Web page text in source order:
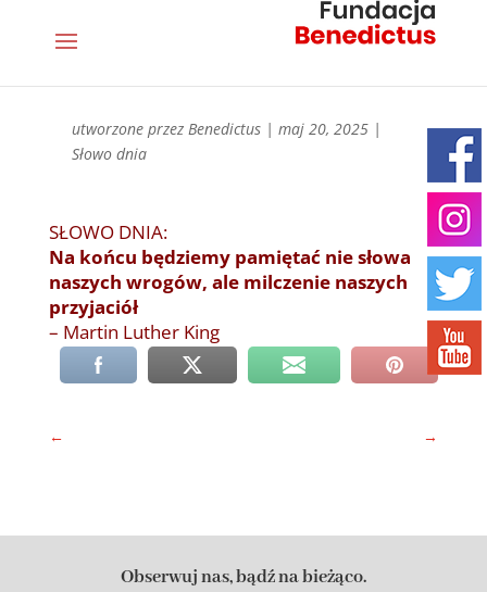
utworzone przez Benedictus| maj 20, 2025|
Słowo dnia
SŁOWO DNIA:
Na końcu będziemy pamiętać nie słowa
naszych wrogów, ale milczenie naszych
przyjaciół
– Martin Luther King
← →
Obserwuj nas, bądź na bieżąco.